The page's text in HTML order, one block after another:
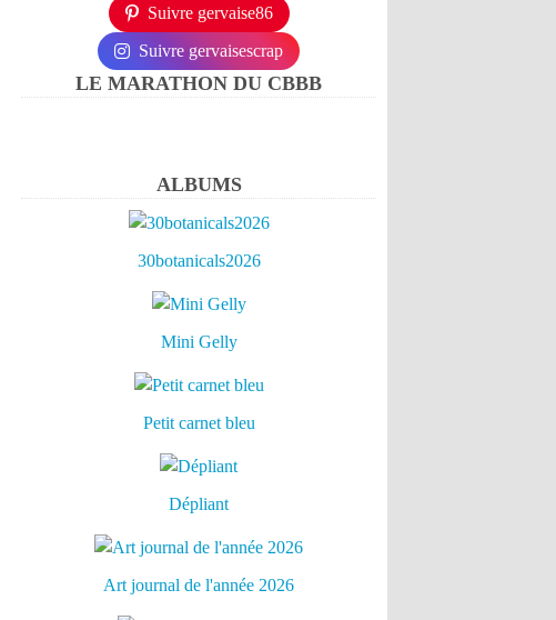
Suivre gervaise86
Suivre gervaisescrap
LE MARATHON DU CBBB
ALBUMS
30botanicals2026
Mini Gelly
Petit carnet bleu
Dépliant
Art journal de l'année 2026